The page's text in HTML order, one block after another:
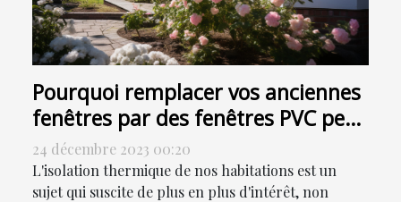
Pourquoi remplacer vos anciennes
fenêtres par des fenêtres PVC peut
contribuer à la réduction de votre
facture énergétique
24 décembre 2023 00:20
L'isolation thermique de nos habitations est un
sujet qui suscite de plus en plus d'intérêt, non